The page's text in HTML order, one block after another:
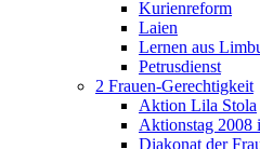
Kurienreform
Laien
Lernen aus
Petrusdienst
2 Frauen-Gerechtigkeit
Aktion Lila Stola
Aktionstag 2008
Diakonat der